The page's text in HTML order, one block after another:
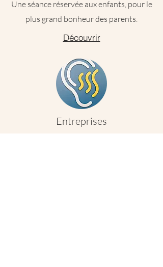
Une séance réservée aux enfants, pour le
plus grand bonheur des parents.
Découvrir
Entreprises